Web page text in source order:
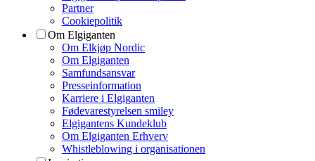
Partner
Cookiepolitik
Om Elgiganten
Om Elkjøp Nordic
Om Elgiganten
Samfundsansvar
Presseinformation
Karriere i Elgiganten
Fødevarestyrelsen smiley
Elgigantens Kundeklub
Om Elgiganten Erhverv
Whistleblowing i organisationen